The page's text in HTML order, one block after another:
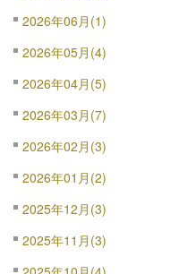
2026年06月(1)
2026年05月(4)
2026年04月(5)
2026年03月(7)
2026年02月(3)
2026年01月(2)
2025年12月(3)
2025年11月(3)